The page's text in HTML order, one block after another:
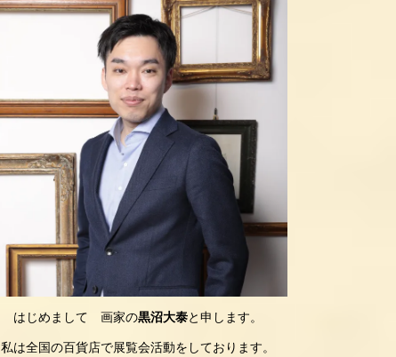
はじめまして 画家の黒沼大泰と申します。
私は全国の百貨店で展覧会活動をしております。